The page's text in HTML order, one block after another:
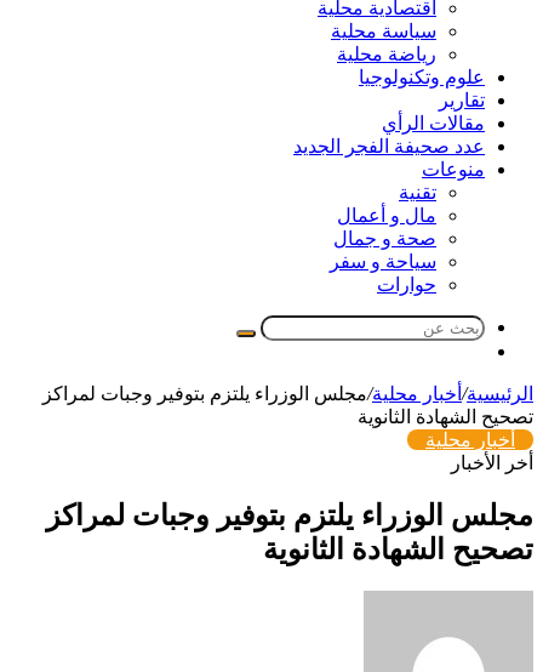
اقتصادية محلية
سياسة محلية
رياضة محلية
علوم وتكنولوجيا
تقارير
مقالات الرأي
عدد صحيفة الفجر الجديد
منوعات
تقنية
مال و أعمال
صحة و جمال
سياحة و سفر
حوارات
بحث
الرئيسية/ أخبار محلية/مجلس الوزراء يلتزم بتوفير وجبات لمراكز
تصحيح الشهادة الثانوية
أخبار محلية
أخر الأخبار
مجلس الوزراء يلتزم بتوفير وجبات لمراكز
تصحيح الشهادة الثانوية